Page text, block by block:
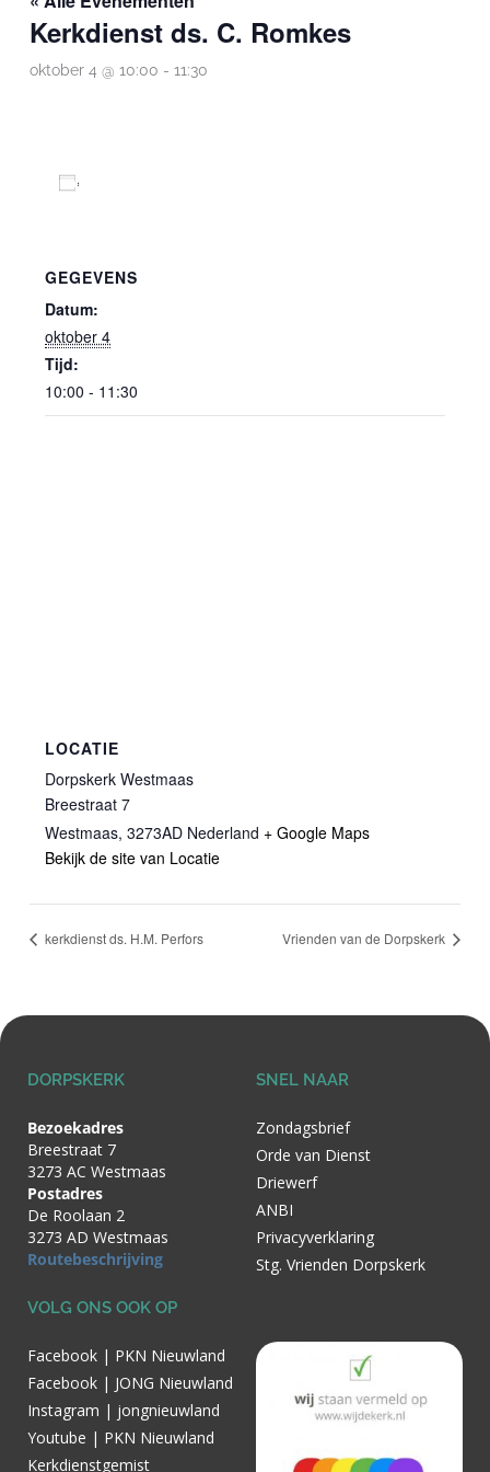
Kerkdienst ds. C. Romkes
oktober 4 @ 10:00 -11:30
GEGEVENS
Datum:
oktober 4
Tijd:
10:00 - 11:30
LOCATIE
Dorpskerk Westmaas
Breestraat 7
Westmaas, 3273AD Nederland + Google Maps
Bekijk de site van Locatie
kerkdienst ds. H.M. Perfors Vrienden van de Dorpskerk
DORPSKERK
Bezoekadres
Breestraat 7
3273 AC Westmaas
Postadres
De Roolaan 2
3273 AD Westmaas
Routebeschrijving
SNEL NAAR
Zondagsbrief
Orde van Dienst
Driewerf
ANBI
Privacyverklaring
Stg. Vrienden Dorpskerk
VOLG ONS OOK OP
Facebook | PKN Nieuwland
Facebook | JONG Nieuwland
Instagram | jongnieuwland
Youtube | PKN Nieuwland
Kerkdienstgemist